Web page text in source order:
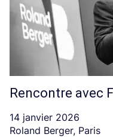
Rencontre avec
14 janvier 2026
Roland Berger, Paris